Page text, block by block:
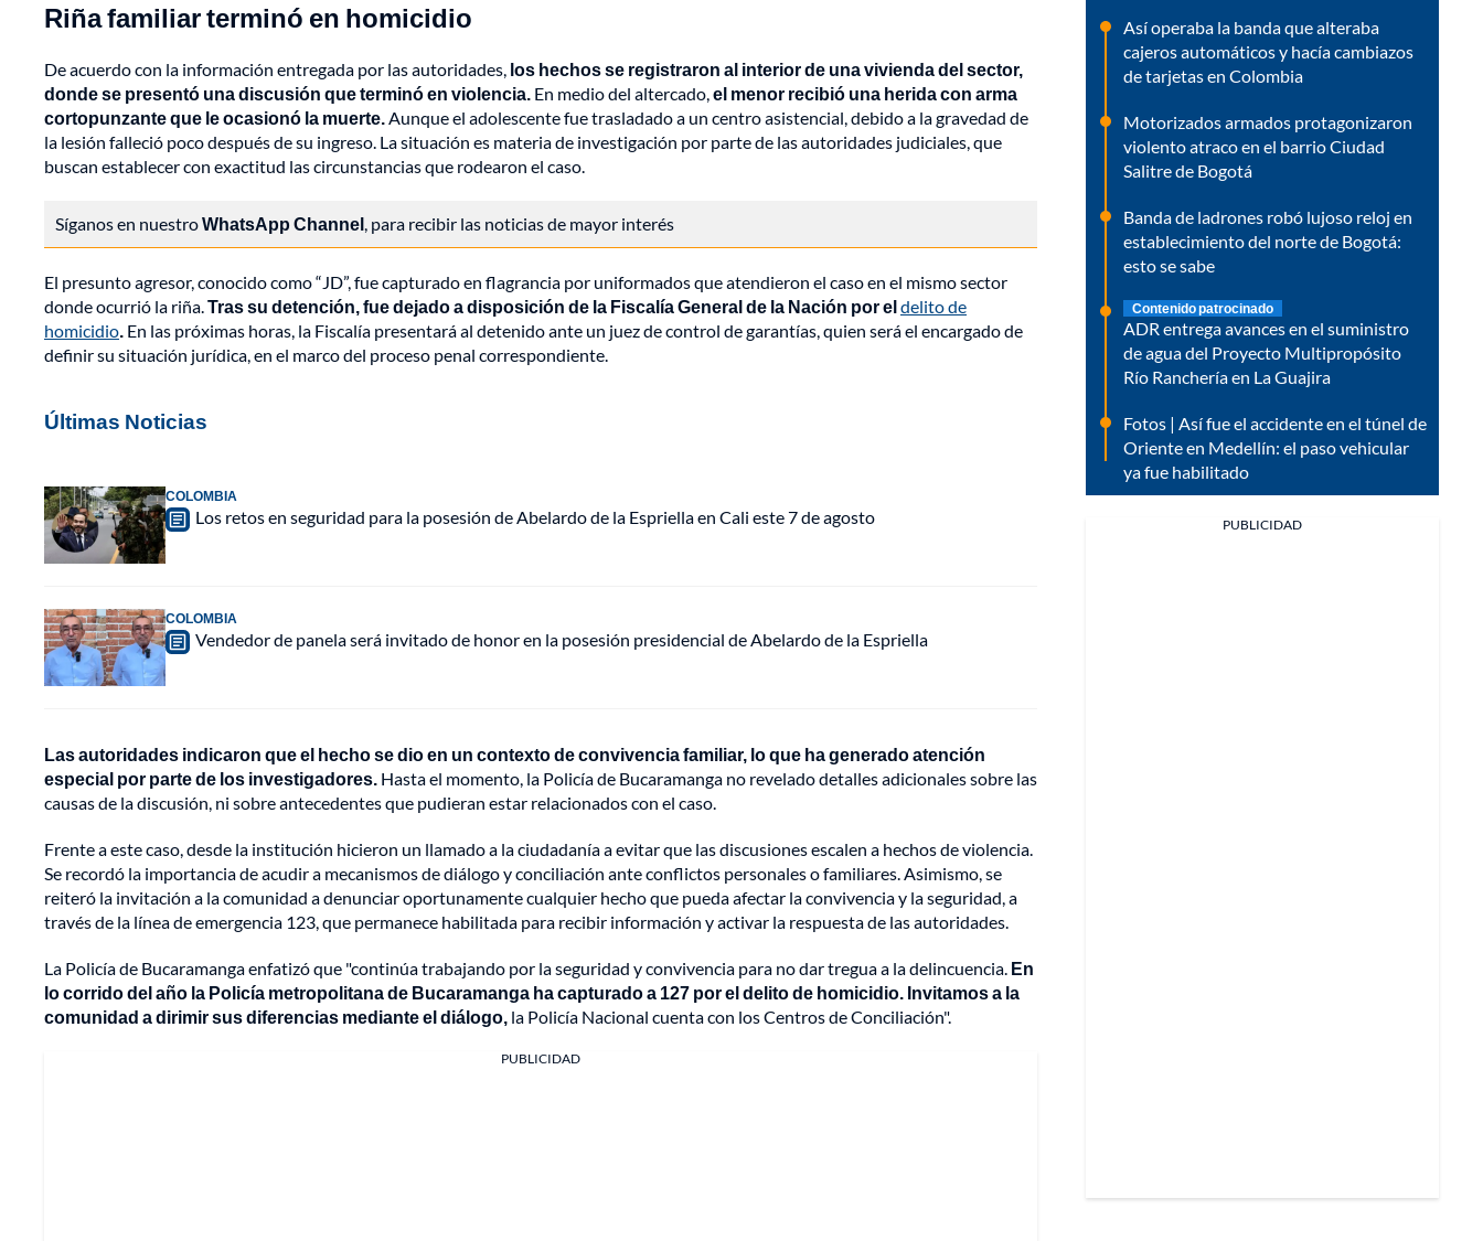
Riña familiar terminó en homicidio
De acuerdo con la información entregada por las autoridades, los hechos se registraron al interior de una vivienda del sector,
donde se presentó una discusión que terminó en violencia. En medio del altercado,el menor recibió una herida con arma
cortopunzante que le ocasionó la muerte.Aunque el adolescente fue trasladado a un centro asistencial, debido a la gravedad de
la lesión falleció poco después de su ingreso. La situación es materia de investigación por parte de las autoridades judiciales, que
buscan establecer con exactitud las circunstancias que rodearon el caso.
Síganos en nuestroWhatsApp Channel, para recibir las noticias de mayor interés
El presunto agresor, conocido como “JD”, fue capturado en flagrancia por uniformados que atendieron el caso en el mismo sector
donde ocurrió la riña.Tras su detención, fue dejado a disposición de la Fiscalía General de la Nación por eldelito de
homicidio. En las próximas horas, la Fiscalía presentará al detenido ante un juez de control de garantías, quien será el encargado de
definir su situación jurídica, en el marco del proceso penal correspondiente.
Últimas Noticias
COLOMBIA
Los retos en seguridad para la posesión de Abelardo de la Espriella en Cali este 7 de agosto
COLOMBIA
Vendedor de panela será invitado de honor en la posesión presidencial de Abelardo de la Espriella
Las autoridades indicaron que el hecho se dio en un contexto de convivencia familiar, lo que ha generado atención
especial por parte de los investigadores. Hasta el momento, la Policía de Bucaramanga no revelado detalles adicionales sobre las
causas de la discusión, ni sobre antecedentes que pudieran estar relacionados con el caso.
Frente a este caso, desde la institución hicieron un llamado a la ciudadanía a evitar que las discusiones escalen a hechos de violencia.
Se recordó la importancia de acudir a mecanismos de diálogo y conciliación ante conflictos personales o familiares. Asimismo, se
reiteró la invitación a la comunidad a denunciar oportunamente cualquier hecho que pueda afectar la convivencia y la seguridad, a
través de la línea de emergencia 123, que permanece habilitada para recibir información y activar la respuesta de las autoridades.
La Policía de Bucaramanga enfatizó que "continúa trabajando por la seguridad y convivencia para no dar tregua a la delincuencia. En
lo corrido del año la Policía metropolitana de Bucaramanga ha capturado a 127 por el delito de homicidio. Invitamos a la
comunidad a dirimir sus diferencias mediante el diálogo, la Policía Nacional cuenta con los Centros de Conciliación".
PUBLICIDAD
Así operaba la banda que alteraba
cajeros automáticos y hacía cambiazos
de tarjetas en Colombia
Motorizados armados protagonizaron
violento atraco en el barrio Ciudad
Salitre de Bogotá
Banda de ladrones robó lujoso reloj en
establecimiento del norte de Bogotá:
esto se sabe
Contenido patrocinado
ADR entrega avances en el suministro
de agua del Proyecto Multipropósito
Río Ranchería en La Guajira
Fotos | Así fue el accidente en el túnel de
Oriente en Medellín: el paso vehicular
ya fue habilitado
PUBLICIDAD